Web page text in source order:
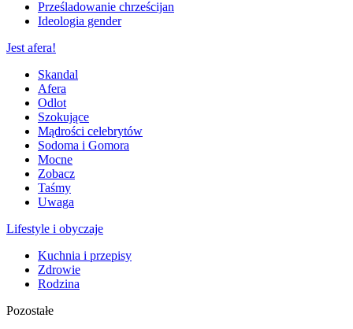
Prześladowanie chrześcijan
Ideologia gender
Jest afera!
Skandal
Afera
Odlot
Szokujące
Mądrości celebrytów
Sodoma i Gomora
Mocne
Zobacz
Taśmy
Uwaga
Lifestyle i obyczaje
Kuchnia i przepisy
Zdrowie
Rodzina
Pozostałe